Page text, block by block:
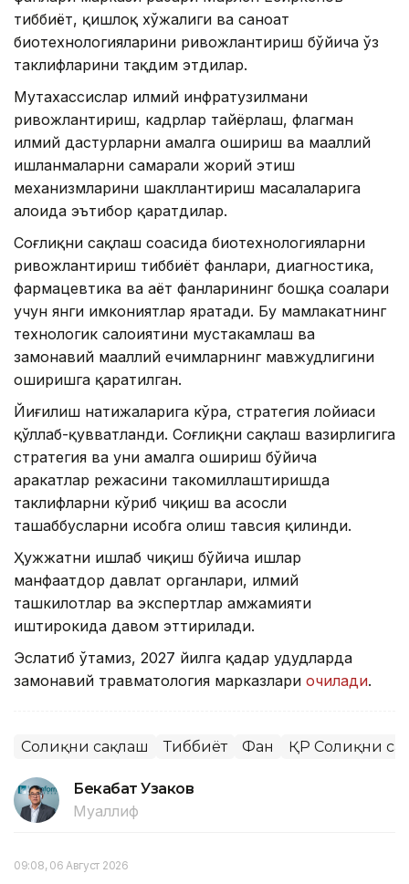
тиббиёт, қишлоқ хўжалиги ва саноат
биотехнологияларини ривожлантириш бўйича ўз
таклифларини тақдим этдилар.
Мутахассислар илмий инфратузилмани
ривожлантириш, кадрлар тайёрлаш, флагман
илмий дастурларни амалга ошириш ва маҳаллий
ишланмаларни самарали жорий этиш
механизмларини шакллантириш масалаларига
алоҳида эътибор қаратдилар.
Соғлиқни сақлаш соҳасида биотехнологияларни
ривожлантириш тиббиёт фанлари, диагностика,
фармацевтика ва ҳаёт фанларининг бошқа соҳалари
учун янги имкониятлар яратади. Бу мамлакатнинг
технологик салоҳиятини мустаҳкамлаш ва
замонавий маҳаллий ечимларнинг мавжудлигини
оширишга қаратилган.
Йиғилиш натижаларига кўра, стратегия лойиҳаси
қўллаб-қувватланди. Соғлиқни сақлаш вазирлигига
стратегия ва уни амалга ошириш бўйича
ҳаракатлар режасини такомиллаштиришда
таклифларни кўриб чиқиш ва асосли
ташаббусларни ҳисобга олиш тавсия қилинди.
Ҳужжатни ишлаб чиқиш бўйича ишлар
манфаатдор давлат органлари, илмий
ташкилотлар ва экспертлар ҳамжамияти
иштирокида давом эттирилади.
Эслатиб ўтамиз, 2027 йилга қадар ҳудудларда
замонавий травматология марказлари очилади.
Соғлиқни сақлаш Тиббиёт Фан ҚР Соғлиқни
Бекабат Узаков
Муаллиф
09:08, 06 Август 2026